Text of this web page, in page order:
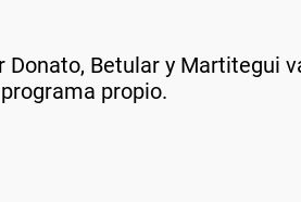
Betular y Martitegui
propio.